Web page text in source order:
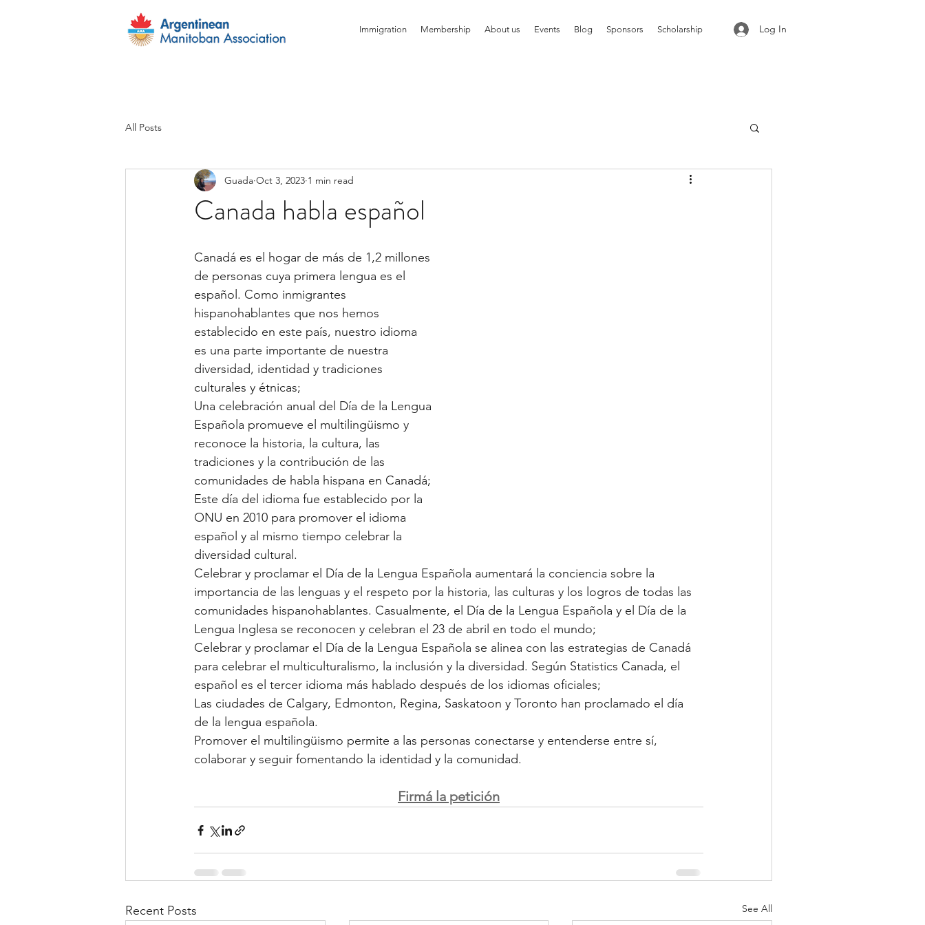
Immigration Membership About us Events Blog Sponsors Scholarship Log In
All Posts
Canada habla español
Guada Oct 3, 2023 1 min read
Canadá es el hogar de más de 1,2 millones
de personas cuya primera lengua es el
español. Como inmigrantes
hispanohablantes que nos hemos
establecido en este país, nuestro idioma
es una parte importante de nuestra
diversidad, identidad y tradiciones
culturales y étnicas;
Una celebración anual del Día de la Lengua
Española promueve el multilingüismo y
reconoce la historia, la cultura, las
tradiciones y la contribución de las
comunidades de habla hispana en Canadá;
Este día del idioma fue establecido por la
ONU en 2010 para promover el idioma
español y al mismo tiempo celebrar la
diversidad cultural.
Celebrar y proclamar el Día de la Lengua Española aumentará la conciencia sobre la
importancia de las lenguas y el respeto por la historia, las culturas y los logros de todas las
comunidades hispanohablantes. Casualmente, el Día de la Lengua Española y el Día de la
Lengua Inglesa se reconocen y celebran el 23 de abril en todo el mundo;
Celebrar y proclamar el Día de la Lengua Española se alinea con las estrategias de Canadá
para celebrar el multiculturalismo, la inclusión y la diversidad. Según Statistics Canada, el
español es el tercer idioma más hablado después de los idiomas oficiales;
Las ciudades de Calgary, Edmonton, Regina, Saskatoon y Toronto han proclamado el día
de la lengua española.
Promover el multilingüismo permite a las personas conectarse y entenderse entre sí,
colaborar y seguir fomentando la identidad y la comunidad.
Firmá la petición
Recent Posts See All